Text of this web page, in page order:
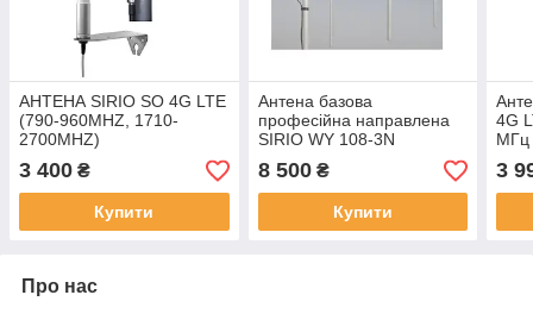
АНТЕНА SIRIO SO 4G LTE
(790-960MHZ, 1710-
2700MHZ)
3 400 ₴
Купити
Антена базова
професійна направлена
SIRIO WY 108-3N
авіаційного діапазону
частот Wide-band Yagi
108-137 МГц
8 500₴
Купити
4G
МГц
3
Про нас